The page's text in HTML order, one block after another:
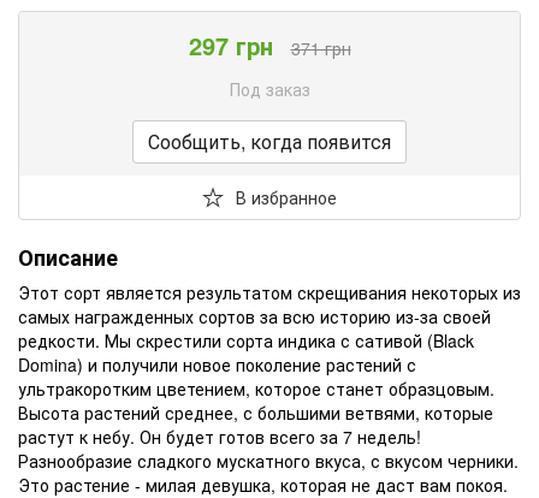
297 грн
371 грн
Под заказ
Сообщить, когда появится
В избранное
Описание
Этот сорт является результатом скрещивания некоторых из
самых награжденных сортов за всю историю из-за своей
редкости. Мы скрестили сорта индика с сативой (Black
Domina) и получили новое поколение растений с
ультракоротким цветением, которое станет образцовым.
Высота растений среднее, с большими ветвями, которые
растут к небу. Он будет готов всего за 7 недель!
Разнообразие сладкого мускатного вкуса, с вкусом черники.
Это растение - милая девушка, которая не даст вам покоя.